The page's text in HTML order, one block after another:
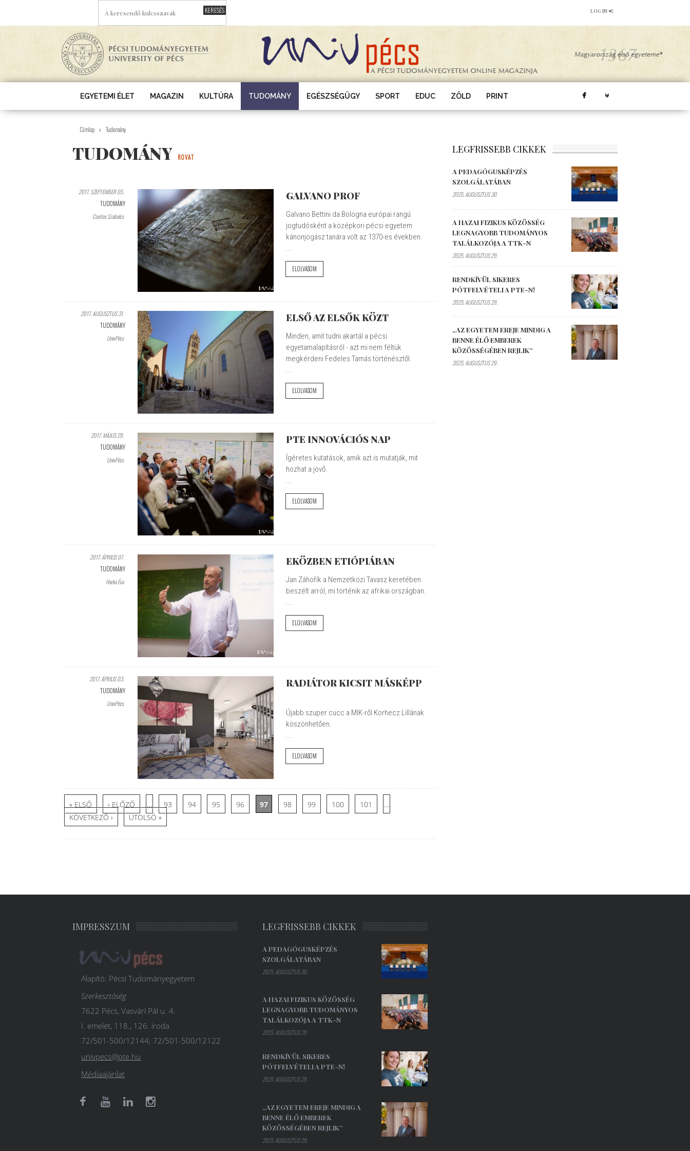
LOG IN
EGYETEMI ÉLET MAGAZIN KULTÚRA TUDOMÁNY EGÉSZSÉGÜGY SPORT EDUC ZÖLD PRINT
Címlap Tudomány
TUDOMÁNY ROVAT
2017. SZEPTEMBER 05.
TUDOMÁNY
Csortos Szabolcs
GALVANO PROF
Galvano Bettini da Bologna európai rangú
jogtudósként a középkori pécsi egyetem
kánonjogász tanára volt az 1370-es években.
...
ELOLVASOM
2017. AUGUSZTUS 31.
TUDOMÁNY
UnivPécs
ELSŐ AZ ELSŐK KÖZT
Minden, amit tudni akartál a pécsi
egyetamalapításról - azt mi nem féltük
megkérdeni Fedeles Tamás történésztől.
...
ELOLVASOM
2017. MÁJUS 29.
TUDOMÁNY
UnivPécs
PTE INNOVÁCIÓS NAP
Ígéretes kutatások, amik azt is mutatják, mit
hozhat a jövő.
...
ELOLVASOM
2017. ÁPRILIS 07.
TUDOMÁNY
Harka Éva
EKÖZBEN ETIÓPIÁBAN
Jan Záhořík a Nemzetközi Tavasz keretében
beszélt arról, mi történik az afrikai országban.
...
ELOLVASOM
2017. ÁPRILIS 03.
TUDOMÁNY
UnivPécs
RADIÁTOR KICSIT MÁSKÉPP
Újabb szuper cucc a MIK-ről Korhecz Lillának
köszönhetően.
...
ELOLVASOM
Oldalak
« ELSŐ ‹ ELŐZŐ … 93 94 95 96 97 98 99 100 101 …
KÖVETKEZŐ › UTOLSÓ »
LEGFRISSEBB CIKKEK
A PEDAGÓGUSKÉPZÉS
SZOLGÁLATÁBAN
2025. AUGUSZTUS 30.
A HAZAI FIZIKUS KÖZÖSSÉG
LEGNAGYOBB TUDOMÁNYOS
TALÁLKOZÓJA A TTK-N
2025. AUGUSZTUS 29.
RENDKÍVÜL SIKERES
PÓTFELVÉTELI A PTE-N!
2025. AUGUSZTUS 29.
„AZ EGYETEM EREJE MINDIG A
BENNE ÉLŐ EMBEREK
KÖZÖSSÉGÉBEN REJLIK”
2025. AUGUSZTUS 29.
IMPRESSZUM
Alapító: Pécsi Tudományegyetem
Szerkesztőség
7622 Pécs, Vasvári Pál u. 4.
I. emelet, 118., 126. iroda
72/501-500/12144; 72/501-500/12122
univpecs@pte.hu
Médiaajánlat
LEGFRISSEBB CIKKEK
A PEDAGÓGUSKÉPZÉS
SZOLGÁLATÁBAN
2025. AUGUSZTUS 30.
A HAZAI FIZIKUS KÖZÖSSÉG
LEGNAGYOBB TUDOMÁNYOS
TALÁLKOZÓJA A TTK-N
2025. AUGUSZTUS 29.
RENDKÍVÜL SIKERES
PÓTFELVÉTELI A PTE-N!
2025. AUGUSZTUS 29.
„AZ EGYETEM EREJE MINDIG A
BENNE ÉLŐ EMBEREK
KÖZÖSSÉGÉBEN REJLIK”
2025. AUGUSZTUS 29.